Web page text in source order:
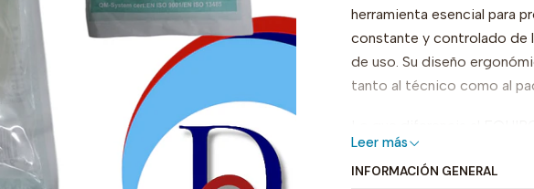
herramienta esencial para
constante y controlado de
de uso. Su diseño
tanto al técnico como al
el mercado es su
minimizando riesgos y
Leer más
INFORMACIÓN GENERAL